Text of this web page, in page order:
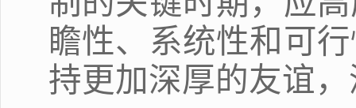
瞻性、系统性和可
持更加深厚的友谊